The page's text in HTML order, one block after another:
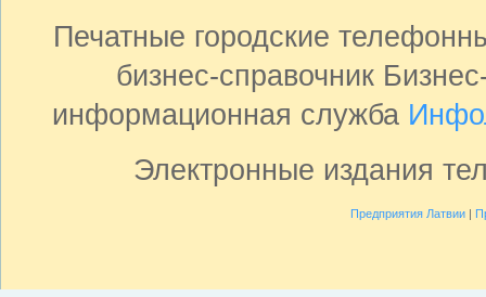
Печатные городские
бизнес-справочник
информационная служба
Электронные издания
Предприятия Латвии|